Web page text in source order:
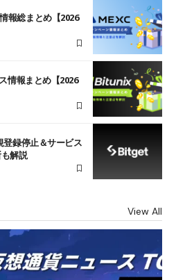
報総まとめ【2026
情報まとめ【2026
録停止＆サービス
解説
View All